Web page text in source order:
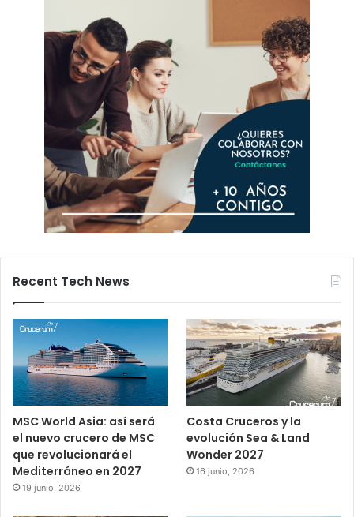
Recent Tech News
MSC World Asia: así será
el nuevo crucero de MSC
que revolucionará el
Mediterráneo en 2027
19 junio, 2026
Costa Cruceros y la
evolución Sea & Land
Wonder 2027
16 junio, 2026